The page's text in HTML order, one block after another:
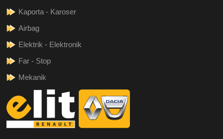
Kaporta - Karoser
Airbag
Elektrik - Elektronik
Far - Stop
Mekanik